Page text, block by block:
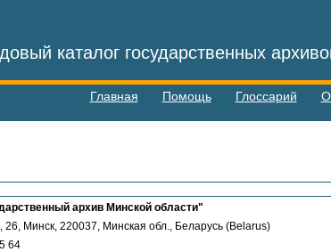
каталог государственных
Главная Помощь Глоссарий О
архив Минской области"
26, Минск, 220037, Минская обл., Беларусь (Belarus)
64